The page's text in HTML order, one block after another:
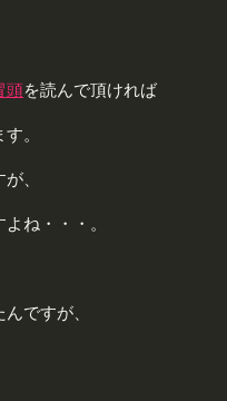
頭を読んで頂ければ
。
、
ね・・・。
ですが、